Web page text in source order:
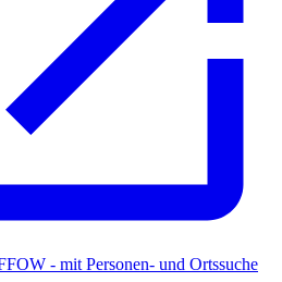
- mit Personen- und Ortssuche